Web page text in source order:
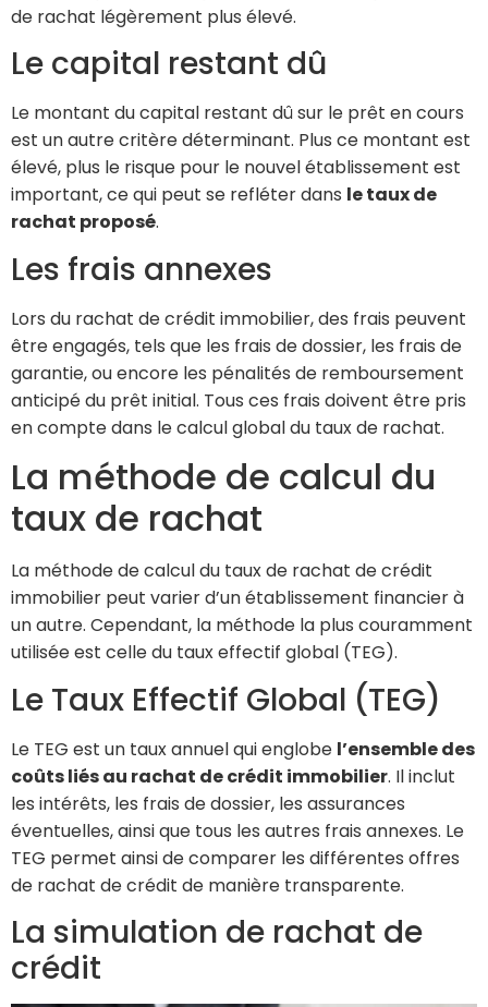
de rachat légèrement plus élevé.
Le capital restant dû
Le montant du capital restant dû sur le prêt en cours
est un autre critère déterminant. Plus ce montant est
élevé, plus le risque pour le nouvel établissement est
important, ce qui peut se refléter dans le taux de
rachat proposé.
Les frais annexes
Lors du rachat de crédit immobilier, des frais peuvent
être engagés, tels que les frais de dossier, les frais de
garantie, ou encore les pénalités de remboursement
anticipé du prêt initial. Tous ces frais doivent être pris
en compte dans le calcul global du taux de rachat.
La méthode de calcul du
taux de rachat
La méthode de calcul du taux de rachat de crédit
immobilier peut varier d’un établissement financier à
un autre. Cependant, la méthode la plus couramment
utilisée est celle du taux effectif global (TEG).
Le Taux Effectif Global (TEG)
Le TEG est un taux annuel qui englobe l’ensemble des
coûts liés au rachat de crédit immobilier. Il inclut
les intérêts, les frais de dossier, les assurances
éventuelles, ainsi que tous les autres frais annexes. Le
TEG permet ainsi de comparer les différentes offres
de rachat de crédit de manière transparente.
La simulation de rachat de
crédit